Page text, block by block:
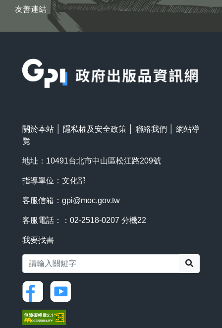
友善連結
關於本站 隱私權及安全政策 聯絡我們
網站導
覽
地址：10491台北市中山區松江路209號
指導單位：文化部
客服信箱： gpi@moc.gov.tw
客服電話：：02-2518-0207 分機22
我要找書